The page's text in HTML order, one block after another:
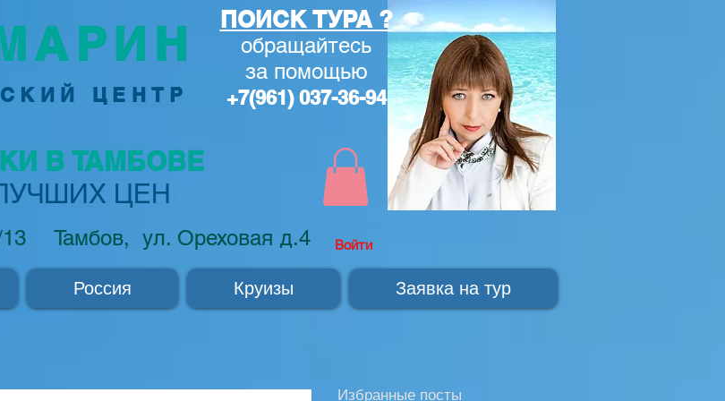
ЦЕНТР
ПОИСК ТУРА ?
обращайтесь
за помощью
+7(961) 037-36-94
В ТАМБОВЕ
ЦЕН
Тамбов, ул. Ореховая д.4 Войти
Россия Круизы Заявка на тур
Избранные посты